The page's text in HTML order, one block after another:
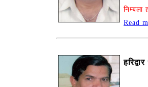
Read